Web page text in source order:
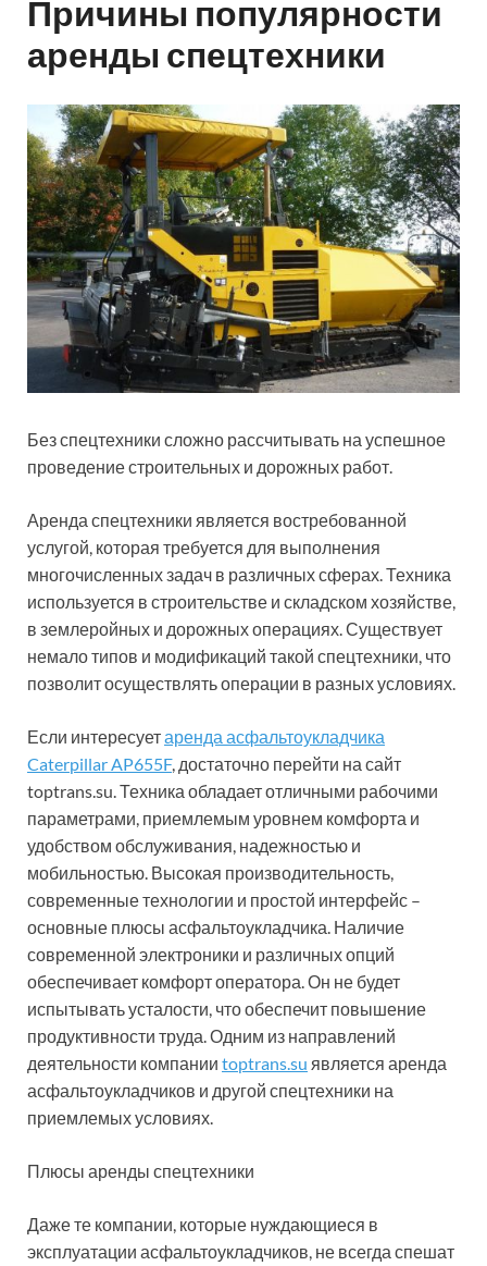
Причины популярности
аренды спецтехники
Без спецтехники сложно рассчитывать на успешное
проведение строительных и дорожных работ.
Аренда спецтехники является востребованной
услугой, которая требуется для выполнения
многочисленных задач в различных сферах. Техника
используется в строительстве и складском хозяйстве,
в землеройных и дорожных операциях. Существует
немало типов и модификаций такой спецтехники, что
позволит осуществлять операции в разных условиях.
Если интересуетаренда асфальтоукладчика
Caterpillar AP655F, достаточно перейти на сайт
toptrans.su. Техника обладает отличными рабочими
параметрами, приемлемым уровнем комфорта и
удобством обслуживания, надежностью и
мобильностью. Высокая производительность,
современные технологии и простой интерфейс –
основные плюсы асфальтоукладчика. Наличие
современной электроники и различных опций
обеспечивает комфорт оператора. Он не будет
испытывать усталости, что обеспечит повышение
продуктивности труда. Одним из направлений
деятельности компании toptrans.su является аренда
асфальтоукладчиков и другой спецтехники на
приемлемых условиях.
Плюсы аренды спецтехники
Даже те компании, которые нуждающиеся в
эксплуатации асфальтоукладчиков, не всегда спешат